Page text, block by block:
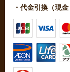
・代金引換（現